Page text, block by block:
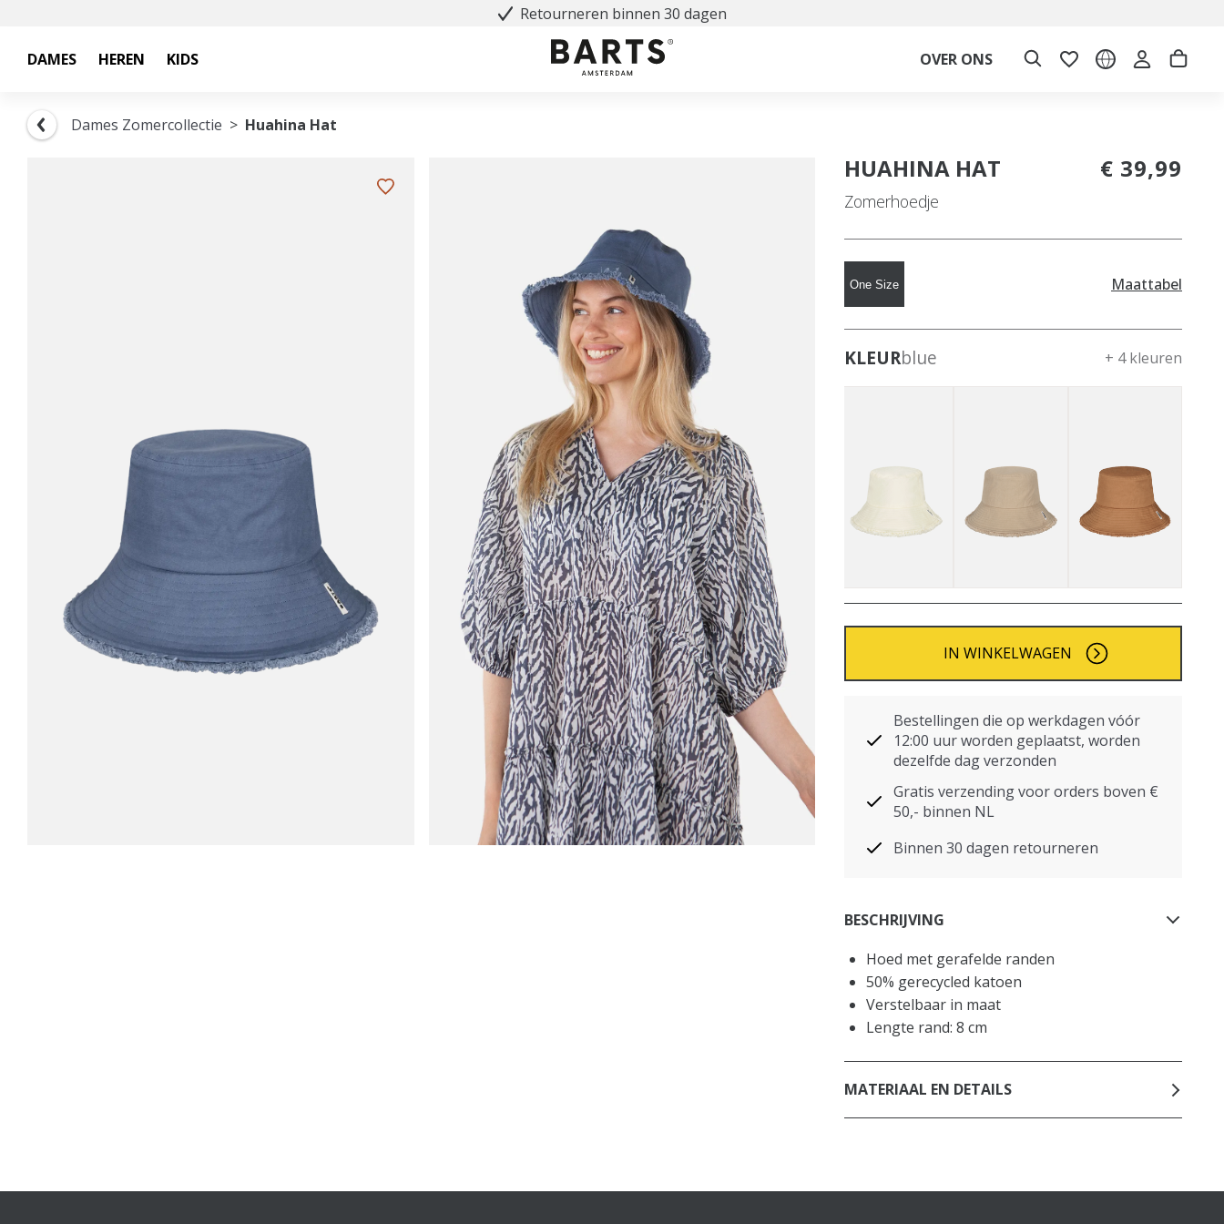
Retourneren binnen 30 dagen
DAMES HEREN KIDS OVER ONS
Dames Zomercollectie Huahina Hat
HUAHINA HAT
Zomerhoedje
€ 39,99
One Size Maattabel
KLEURblue + 4 kleuren
IN WINKELWAGEN
Bestellingen die op werkdagen vóór
12:00 uur worden geplaatst, worden
dezelfde dag verzonden
Gratis verzending voor orders boven €
50,- binnen NL
Binnen 30 dagen retourneren
BESCHRIJVING
Hoed met gerafelde randen
50% gerecycled katoen
Verstelbaar in maat
Lengte rand: 8 cm
MATERIAAL EN DETAILS